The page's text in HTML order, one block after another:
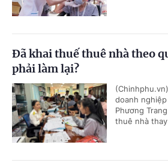
Đã khai thuế thuê nhà theo
phải làm lại?
doanh nghiệp
Phương
thuê nhà